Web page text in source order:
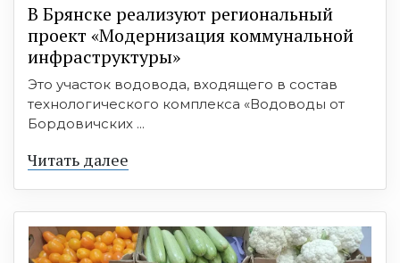
В Брянске реализуют региональный
проект «Модернизация коммунальной
инфраструктуры»
Это участок водовода, входящего в состав
технологического комплекса «Водоводы от
Бордовичских ...
Читать далее